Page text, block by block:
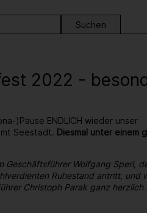
2022 -
)Pause ENDLICH wieder unser
Seestadt. Diesmal unter einem
Geschäftsführer Wolfgang Sperl,
Ruhestand antritt, und
Christoph Parak ganz herzlich